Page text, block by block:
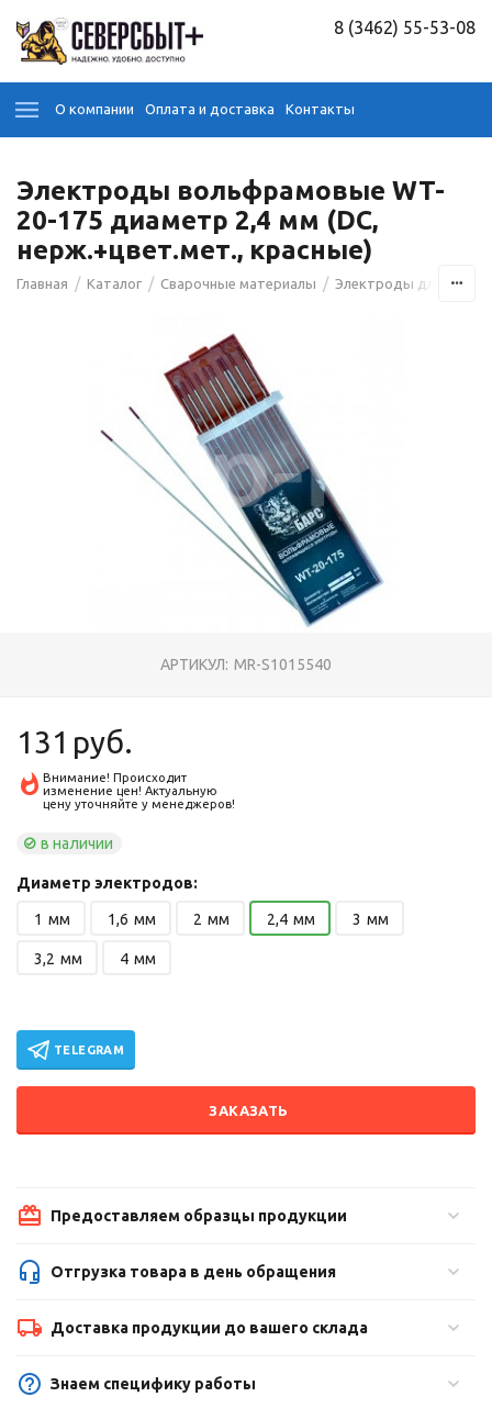
8 (3462) 55-53-08
О компании Оплата и доставка Контакты
Электроды вольфрамовые WT-
20-175 диаметр 2,4 мм (DС,
нерж.+цвет.мет., красные)
Главная / Каталог / Сварочные материалы / Электроды для сварки
АРТИКУЛ: MR-S1015540
131 руб.
Внимание! Происходит
изменение цен! Актуальную
цену уточняйте у менеджеров!
в наличии
Диаметр электродов:
1 мм 1,6 мм 2 мм 2,4 мм 3 мм
3,2 мм 4 мм
TELEGRAM
ЗАКАЗАТЬ
Предоставляем образцы продукции
Отгрузка товара в день обращения
Доставка продукции до вашего склада
Знаем специфику работы